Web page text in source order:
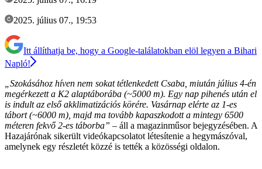
2025. július 07., 19:53
Itt állíthatja be, hogy a Google-találatokban elöl legyen a Bihari
Napló!
„Szokásához híven nem sokat tétlenkedett Csaba, miután július 4-én
megérkezett a K2 alaptáborába (~5000 m). Egy nap pihenés után el
is indult az első akklimatizációs körére. Vasárnap elérte az 1-es
tábort (~6000 m), majd ma tovább kapaszkodott a mintegy 6500
méteren fekvő 2-es táborba” – áll a magazinműsor bejegyzésében. A
Hazajárónak sikerült videókapcsolatot létesítenie a hegymászóval,
amelynek egy részletét közzé is tették a közösségi oldalon.